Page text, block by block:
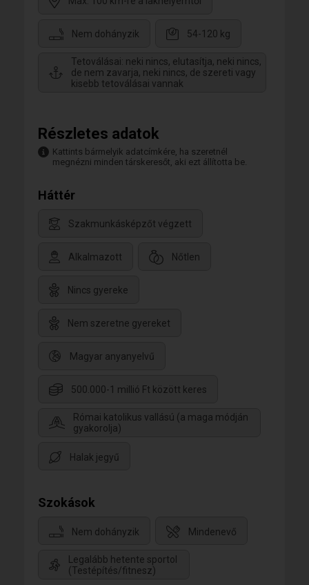
Nem dohányzik 54-120 kg
Tetoválásai: neki nincs, elutasítja, neki nincs,
de nem zavarja, neki nincs, de szereti vagy
kisebb tetoválásai vannak
Részletes adatok
Kattints bármelyik adatcímkére, ha szeretnél
megnézni minden társkeresőt, aki ezt állította be.
Háttér
Szakmunkásképzőt végzett
Alkalmazott Nőtlen
Nincs gyereke
Nem szeretne gyereket
Magyar anyanyelvű
500.000-1 millió Ft között keres
Római katolikus vallású (a maga módján
gyakorolja)
Halak jegyű
Szokások
Nem dohányzik Mindenevő
Legalább hetente sportol
(Testépítés/fitnesz)